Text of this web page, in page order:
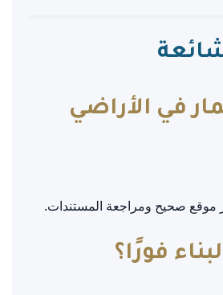
في الأراضي
صحيح ومراجعة المستندات.
فورًا؟